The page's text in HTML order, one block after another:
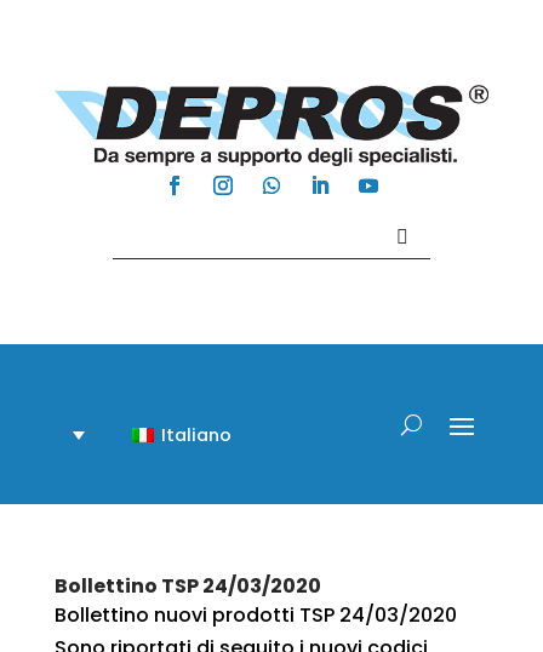
Italiano
Bollettino TSP 24/03/2020
Bollettino nuovi prodotti TSP 24/03/2020